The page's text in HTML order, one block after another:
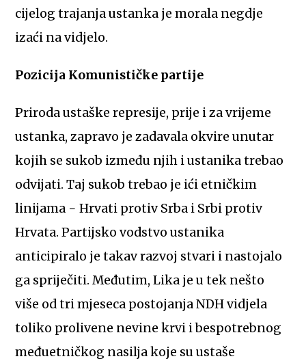
cijelog trajanja ustanka je morala negdje
izaći na vidjelo.
Pozicija Komunističke partije
Priroda ustaške represije, prije i za vrijeme
ustanka, zapravo je zadavala okvire unutar
kojih se sukob između njih i ustanika trebao
odvijati. Taj sukob trebao je ići etničkim
linijama − Hrvati protiv Srba i Srbi protiv
Hrvata. Partijsko vodstvo ustanika
anticipiralo je takav razvoj stvari i nastojalo
ga spriječiti. Međutim, Lika je u tek nešto
više od tri mjeseca postojanja NDH vidjela
toliko prolivene nevine krvi i bespotrebnog
međuetničkog nasilja koje su ustaše